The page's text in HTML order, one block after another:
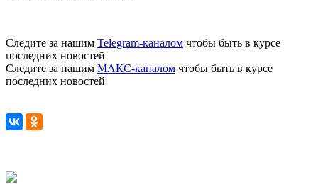
Следите за нашим Telegram-каналом чтобы быть в курсе
последних новостей
Следите за нашим МАКС-каналом чтобы быть в курсе
последних новостей